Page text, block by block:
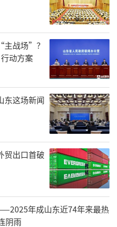
主任邓洪爱和市委宣
育局副局长张国杰、市
副局长刘爱春等应邀
方威海艺校党委书记
市文促会主席李富胜，
副秘书长官云平、王
荆国胜等与到场观众观
主战场”？
动方案
这场新闻
贸出口首破
年成山东近74年来最热
阴雨